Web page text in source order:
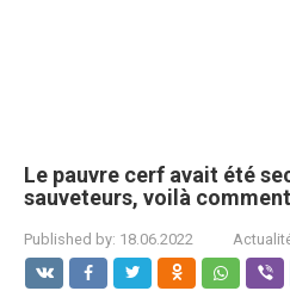
Le pauvre cerf avait été
sauveteurs, voilà comment
Published by: 18.06.2022